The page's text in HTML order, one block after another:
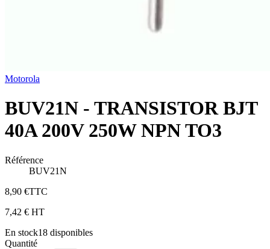
Motorola
BUV21N - TRANSISTOR BJT
40A 200V 250W NPN TO3
Référence
BUV21N
8,90 €TTC
7,42 € HT
En stock18 disponibles
Quantité